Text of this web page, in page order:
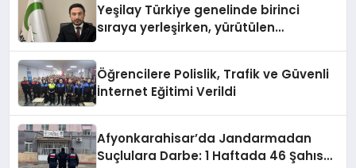
Yeşilay Türkiye genelinde birinci
sıraya yerleşirken, yürütülen
Öğrencilere Polislik, Trafik ve Güvenli
İnternet Eğitimi Verildi
Afyonkarahisar’da Jandarmadan
Suçlulara Darbe: 1 Haftada 46 Şahıs